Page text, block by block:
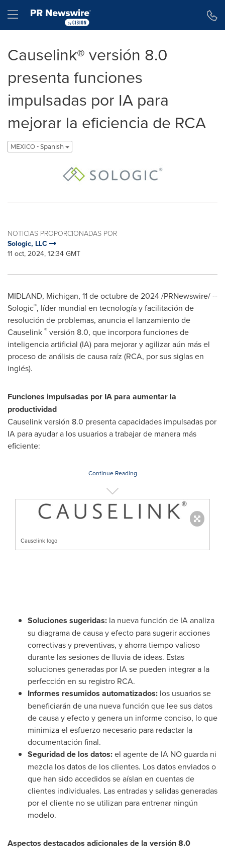
Hamburger menu
Causelink® versión 8.0
presenta funciones
impulsadas por IA para
mejorar la eficiencia de RCA
MEXICO - Spanish
NOTICIAS PROPORCIONADAS POR
Sologic, LLC
11 oct, 2024, 12:34 GMT
MIDLAND, Michigan, 11 de octubre de 2024/PRNewswire/ --
Sologic®, líder mundial en tecnología y facilitación de
resolución de problemas, anuncia el lanzamiento de
Causelink ® versión 8.0, que incorpora funciones de
inteligencia artificial (IA) para mejorar y agilizar aún más el
proceso de análisis de causa raíz (RCA, por sus siglas en
inglés).
Funciones impulsadas por IA para aumentar la
productividad
Causelink versión 8.0 presenta capacidades impulsadas por
IA para ayudar a los usuarios a trabajar de manera más
eficiente:
Continue Reading
Causelink logo
Soluciones sugeridas: la nueva función de IA analiza
su diagrama de causa y efecto para sugerir acciones
correctivas y preventivas, y ahorra tiempo valioso
durante las sesiones de lluvia de ideas. Estas
soluciones generadas por IA se pueden integrar a la
perfección en su registro RCA.
Informes resumidos automatizados: los usuarios se
beneficiarán de una nueva función que lee sus datos
de causa y efecto y genera un informe conciso, lo que
minimiza el esfuerzo necesario para redactar la
documentación final.
Seguridad de los datos:el agente de IA NO guarda ni
mezcla los datos de los clientes. Los datos enviados o
que han sido accedidos se aíslan en cuentas de
clientes individuales. Las entradas y salidas generadas
por el cliente no se utilizan para entrenar ningún
modelo.
Aspectos destacados adicionales de la versión 8.0